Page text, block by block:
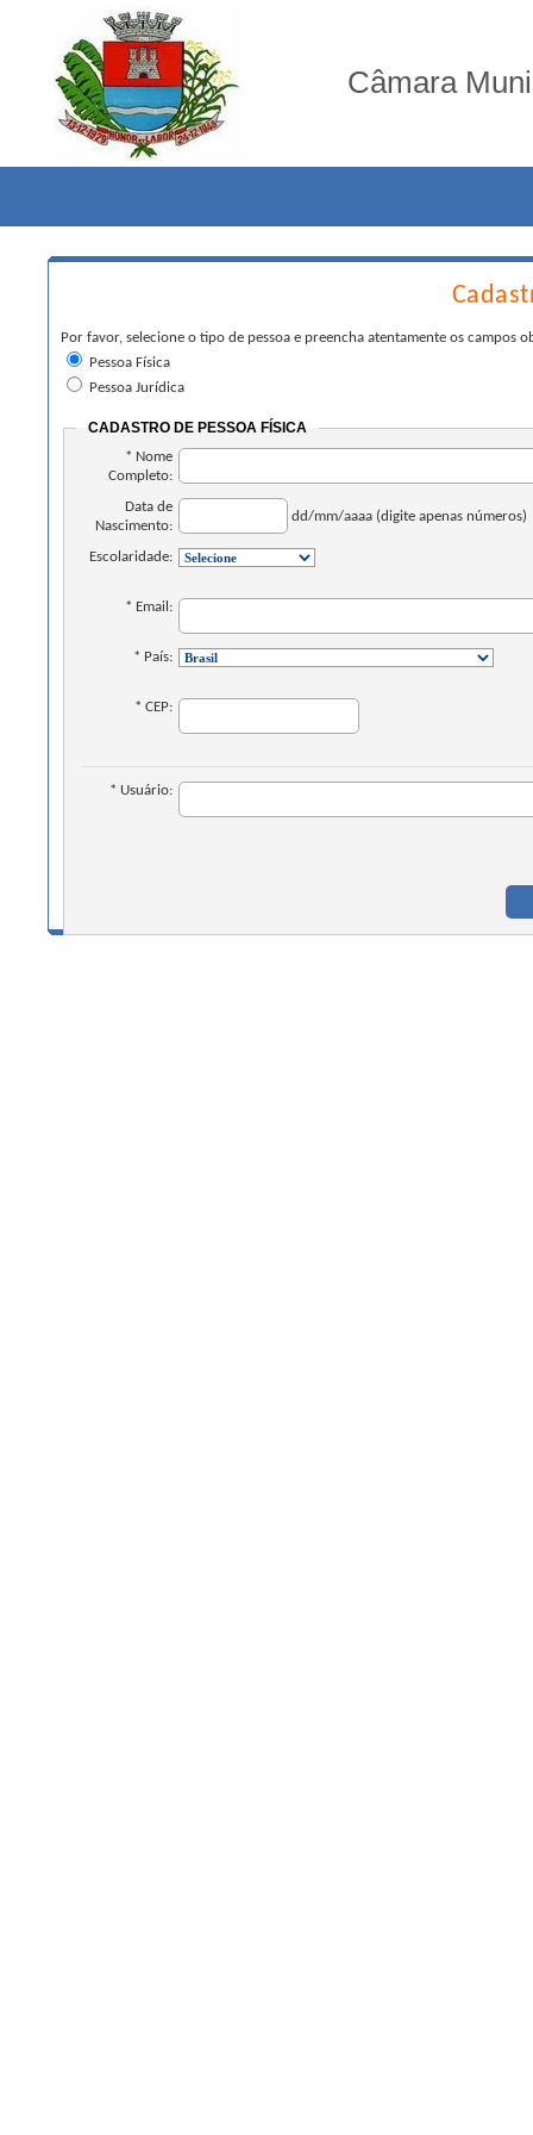
Câmara
Por favor, selecione o tipo de pessoa e preencha atentamente os campos
Pessoa Física
Pessoa Jurídica
CADASTRO DE PESSOA FÍSICA
* Nome
Completo:
Data de
Nascimento:
dd/mm/aaaa (digite apenas números)
Escolaridade:
* Email:
* País:
* CEP:
* Usuário: